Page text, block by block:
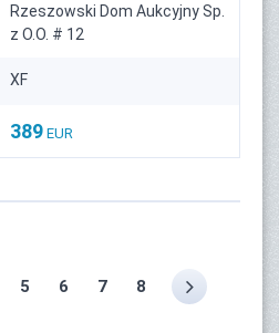
Rzeszowski Dom Aukcyjny Sp.
z O.O. # 12
XF
389 EUR
5 6 7 8